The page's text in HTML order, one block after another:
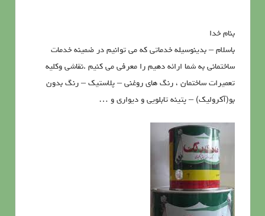
بنام خدا
باسلام – بدینوسیله خدماتی که می توانیم در ضمینه خدمات
ساختمانی به شما ارائه دهیم را معرفی می کنیم .نقاشی وکلیه
تعمیرات ساختمان ، رنگ های روغنی – پلاستیک – رنگ بدون
بو(آکرولیک) – پتینه تابلویی و دیواری و …